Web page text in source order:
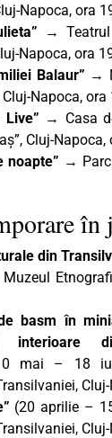
Napoca, ora
→ Teatrul
Napoca, ora
Balaur” →
Napoca, ora
Live” → Casa
Cluj-Napoca,
noapte” →
în
din
Muzeul
basm în
interioare
mai – 18
(20 aprilie –